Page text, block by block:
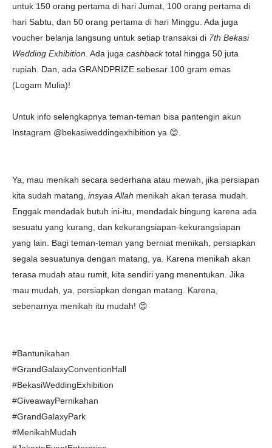
untuk 150 orang pertama di hari Jumat, 100 orang pertama di
hari Sabtu, dan 50 orang pertama di hari Minggu. Ada juga
voucher belanja langsung untuk setiap transaksi di 7th Bekasi
Wedding Exhibition . Ada juga cashbacktotal hingga 50 juta
rupiah. Dan, ada GRANDPRIZE sebesar 100 gram emas
(Logam Mulia)!
Untuk info selengkapnya teman-teman bisa pantengin akun
Instagram @bekasiweddingexhibition ya 😊.
Ya, mau menikah secara sederhana atau mewah, jika persiapan
kita sudah matang, insyaa Allah menikah akan terasa mudah.
Enggak mendadak butuh ini-itu, mendadak bingung karena ada
sesuatu yang kurang, dan kekurangsiapan-kekurangsiapan
yang lain. Bagi teman-teman yang berniat menikah, persiapkan
segala sesuatunya dengan matang, ya. Karena menikah akan
terasa mudah atau rumit, kita sendiri yang menentukan. Jika
mau mudah, ya, persiapkan dengan matang. Karena,
sebenarnya menikah itu mudah! 😊
#Bantunikahan
#GrandGalaxyConventionHall
#BekasiWeddingExhibition
#GiveawayPernikahan
#GrandGalaxyPark
#MenikahMudah